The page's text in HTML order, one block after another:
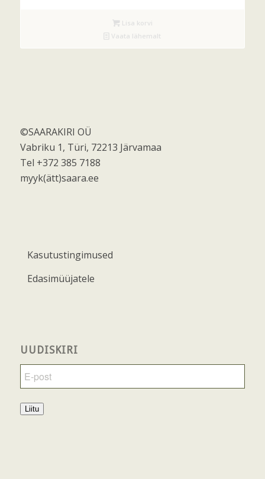
Lisa korvi
Vaata lähemalt
©SAARAKIRI OÜ
Vabriku 1, Türi, 72213 Järvamaa
Tel +372 385 7188
myyk(ätt)saara.ee
Kasutustingimused
Edasimüüjatele
UUDISKIRI
Liitu